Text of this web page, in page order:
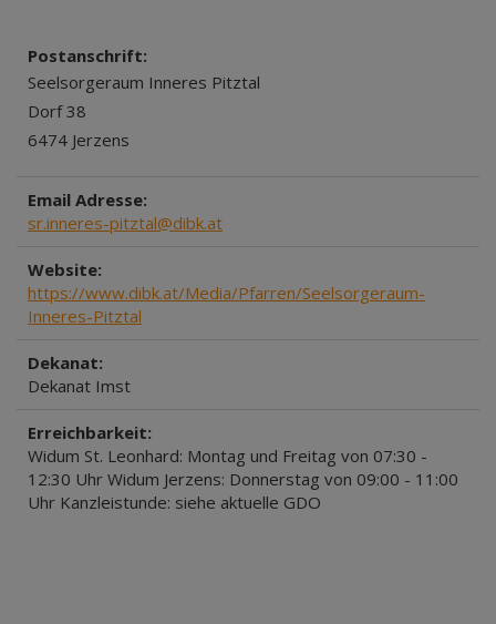
Postanschrift:
Seelsorgeraum Inneres Pitztal
Dorf 38
6474 Jerzens
Email Adresse:
sr.inneres-pitztal@dibk.at
Website:
https://www.dibk.at/Media/Pfarren/Seelsorgeraum-
Inneres-Pitztal
Dekanat:
Dekanat Imst
Erreichbarkeit:
Widum St. Leonhard: Montag und Freitag von 07:30 -
12:30 Uhr Widum Jerzens: Donnerstag von 09:00 - 11:00
Uhr Kanzleistunde: siehe aktuelle GDO